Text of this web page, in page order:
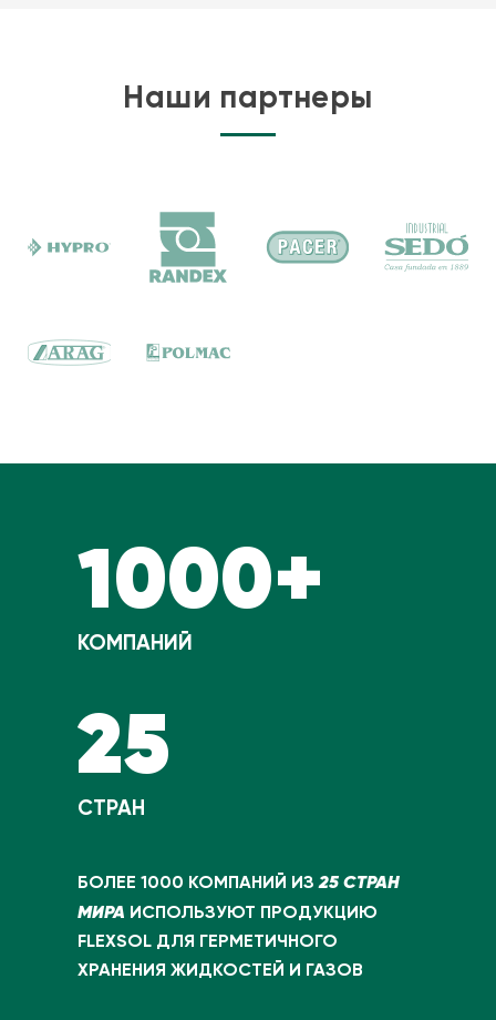
недостаточного давления)
Наши партнеры
1000+
КОМПАНИЙ
25
СТРАН
БОЛЕЕ 1000 КОМПАНИЙ ИЗ25 СТРАН
МИРА ИСПОЛЬЗУЮТ ПРОДУКЦИЮ
FLEXSOL ДЛЯ ГЕРМЕТИЧНОГО
ХРАНЕНИЯ ЖИДКОСТЕЙ И ГАЗОВ